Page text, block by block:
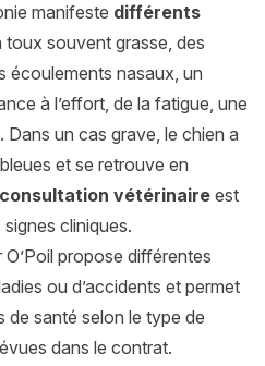
manifeste différents
toux souvent grasse, des
écoulements nasaux, un
à l’effort, de la fatigue, une
Dans un cas grave, le chien a
et se retrouve en
consultation vétérinaire est
cliniques.
O’Poil propose différentes
ou d’accidents et permet
de santé selon le type de
dans le contrat.